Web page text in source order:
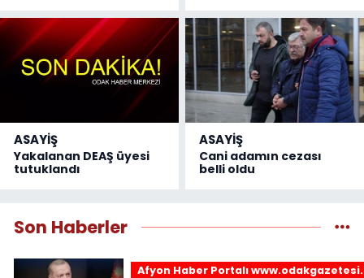
ASAYİŞ
Yakalanan DEAŞ üyesi
tutuklandı
ASAYİŞ
Cani adamın cezası
belli oldu
Son Haberler
Afyon Haber Portalı